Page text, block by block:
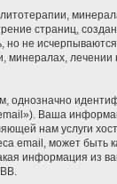
страниц,
но не
минералах,
однозначно
Ваша
нам услуги
email, может быть
информация из